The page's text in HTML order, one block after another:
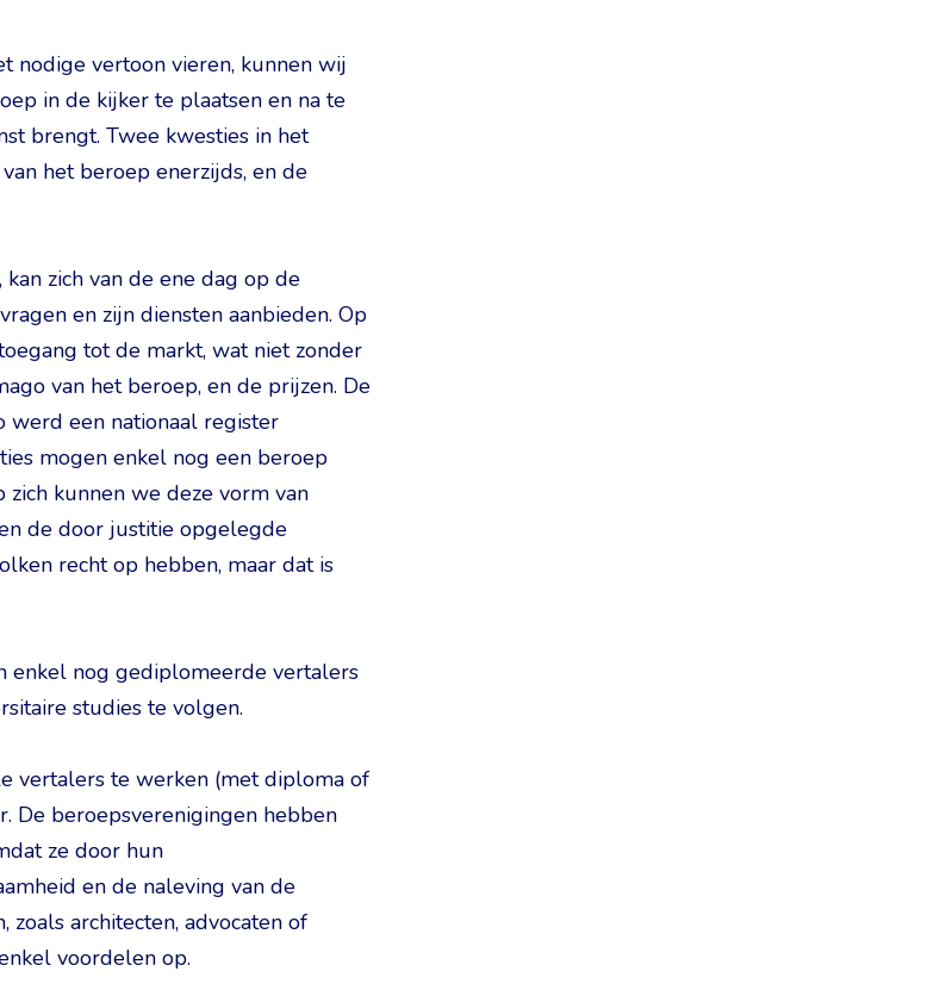
nodige vertoon vieren, kunnen wij
in de kijker te plaatsen en na te
brengt. Twee kwesties in het
het beroep enerzijds, en de
zich van de ene dag op de
en zijn diensten aanbieden. Op
tot de markt, wat niet zonder
van het beroep, en de prijzen. De
werd een nationaal register
mogen enkel nog een beroep
kunnen we deze vorm van
de door justitie opgelegde
recht op hebben, maar dat is
enkel nog gediplomeerde vertalers
studies te volgen.
vertalers te werken (met diploma of
De beroepsverenigingen hebben
ze door hun
en de naleving van de
architecten, advocaten of
voordelen op.